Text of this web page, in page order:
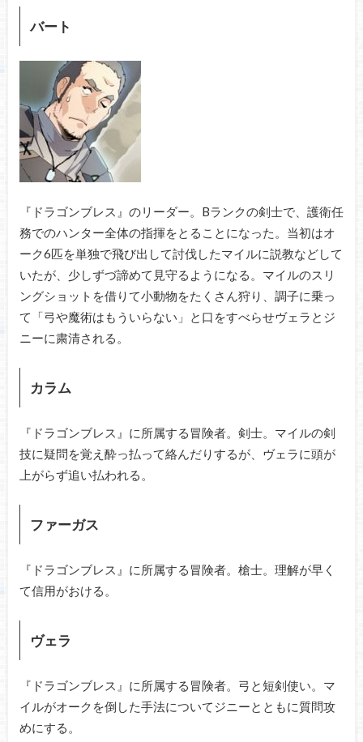
バート
『ドラゴンブレス』のリーダー。Bランクの剣士で、護衛任
務でのハンター全体の指揮をとることになった。当初はオ
ーク6匹を単独で飛び出して討伐したマイルに説教などして
いたが、少しずづ諦めて見守るようになる。マイルのスリ
ングショットを借りて小動物をたくさん狩り、調子に乗っ
て「弓や魔術はもういらない」と口をすべらせヴェラとジ
ニーに粛清される。
カラム
『ドラゴンブレス』に所属する冒険者。剣士。マイルの剣
技に疑問を覚え酔っ払って絡んだりするが、ヴェラに頭が
上がらず追い払われる。
ファーガス
『ドラゴンブレス』に所属する冒険者。槍士。理解が早く
て信用がおける。
ヴェラ
『ドラゴンブレス』に所属する冒険者。弓と短剣使い。マ
イルがオークを倒した手法についてジニーとともに質問攻
めにする。